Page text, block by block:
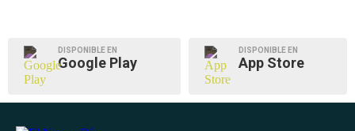
DISPONIBLE EN
Google Play
DISPONIBLE EN
App Store